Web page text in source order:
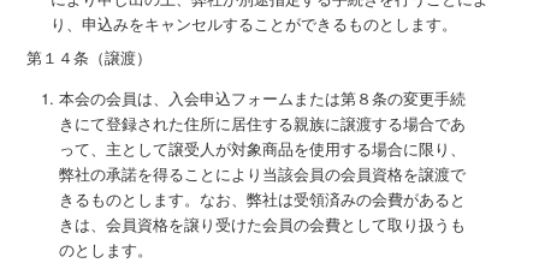
り、申込みをキャンセルすることができるものとします。
第１４条（譲渡）
本会の会員は、入会申込フォームまたは第８条の変更手続
きにて登録された住所に居住する親族に譲渡する場合であ
って、主として譲受人が対象商品を使用する場合に限り、
弊社の承諾を得ることにより当該会員の会員資格を譲渡で
きるものとします。なお、弊社は受領済みの会費があると
きは、会員資格を譲り受けた会員の会費として取り扱うも
のとします。